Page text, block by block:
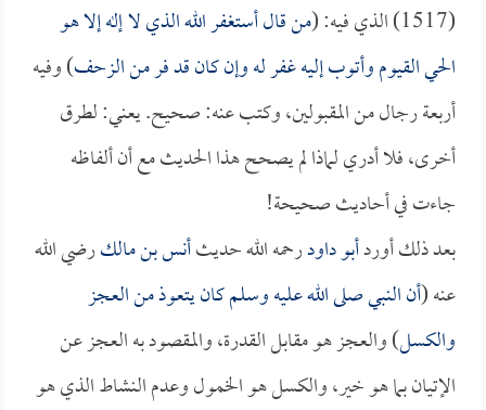
(1517) الذي فيه: (
من قال أستغفر الله الذي لا إله إلا هو
الحي القيوم وأتوب إليه غفر له وإن كان قد فر من الزحف) وفيه
أربعة رجال من المقبولين، وكتب عنه: صحيح. يعني: لطرق
أخرى، فلا أدري لماذا لم يصحح هذا الحديث مع أن ألفاظه
جاءت في أحاديث صحيحة!
بعد ذلك أوردأبو داودرحمه الله حديثأنس بن مالكرضي الله
عنه (أن النبي صلى الله عليه وسلم كان يتعوذ من العجز
والكسل) والعجز هو مقابل القدرة، والمقصود به العجز عن
الإتيان بما هو خير، والكسل هو الخمول وعدم النشاط الذي هو